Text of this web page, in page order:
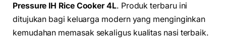
Pressure IH Rice Cooker 4L. Produk terbaru ini
ditujukan bagi keluarga modern yang menginginkan
kemudahan memasak sekaligus kualitas nasi terbaik.